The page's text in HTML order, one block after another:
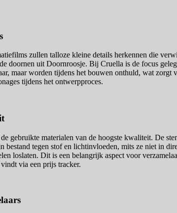
zullen talloze kleine details herkennen die
doornen uit Doornroosje. Bij Cruella is de focus
maar worden tijdens het bouwen onthuld, wat
tijdens het ontwerpproces.
gebruikte materialen van de hoogste kwaliteit. De
bestand tegen stof en lichtinvloeden, mits ze niet in
loslaten. Dit is een belangrijk aspect voor
via een prijs tracker.